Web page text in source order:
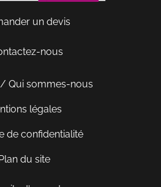
un devis
nous
Qui sommes-nous
légales
de confidentialité
du site